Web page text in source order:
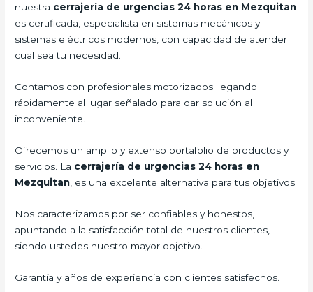
nuestra cerrajería de urgencias 24 horas en Mezquitan
es certificada, especialista en sistemas mecánicos y
sistemas eléctricos modernos, con capacidad de atender
cual sea tu necesidad.
Contamos con profesionales motorizados llegando
rápidamente al lugar señalado para dar solución al
inconveniente.
Ofrecemos un amplio y extenso portafolio de productos y
servicios. La cerrajería de urgencias 24 horas en
Mezquitan , es una excelente alternativa para tus objetivos.
Nos caracterizamos por ser confiables y honestos,
apuntando a la satisfacción total de nuestros clientes,
siendo ustedes nuestro mayor objetivo.
Garantía y años de experiencia con clientes satisfechos.